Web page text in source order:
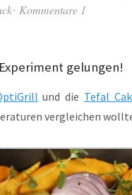
Kommentare 1
Experiment gelungen!
und die Tefal
vergleichen